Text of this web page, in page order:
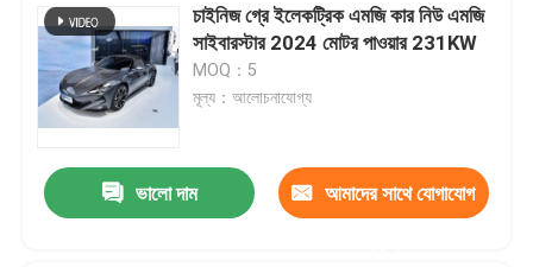
চাইনিজ গ্রে ইলেকট্রিক এমজি কার নিউ এমজি
সাইবারস্টার 2024 মোটর পাওয়ার 231KW
MOQ：5
মূল্য：আলোচনাযোগ্য
ভালো দাম আমাদের সাথে যোগাযোগ